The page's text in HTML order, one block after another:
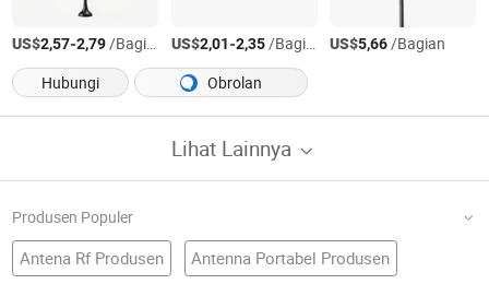
US$2,57-2,79/Bagian US$2,01-2,35/Bagian US$5,66/Bagian
Hubungi
Obrolan
Lihat Lainnya
Produsen Populer
Antena Rf Produsen Antenna Portabel Produsen